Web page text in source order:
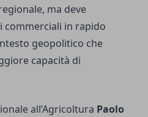
ma deve
commerciali in rapido
geopolitico che
capacità di
all’Agricoltura Paolo